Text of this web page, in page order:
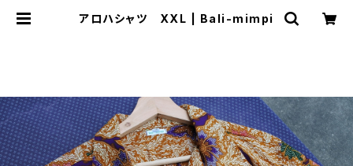
アロハシャツ XXL | Bali-mimpi